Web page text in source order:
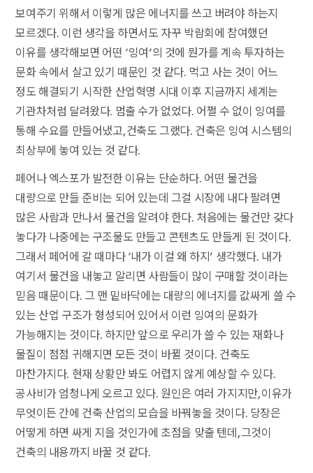
보여주기 위해서 이렇게 많은 에너지를 쓰고 버려야 하는지
모르겠다. 이런 생각을 하면서도 자꾸 박람회에 참여했던
이유를 생각해보면 어떤 ‘잉여’의 것에 뭔가를 계속 투자하는
문화 속에서 살고 있기 때문인 것 같다. 먹고 사는 것이 어느
정도 해결되기 시작한 산업혁명 시대 이후 지금까지 세계는
기관차처럼 달려왔다. 멈출 수가 없었다. 어쩔 수 없이 잉여를
통해 수요를 만들어냈고, 건축도 그랬다. 건축은 잉여 시스템의
최상부에 놓여 있는 것 같다.
페어나 엑스포가 발전한 이유는 단순하다. 어떤 물건을
대량으로 만들 준비는 되어 있는데 그걸 시장에 내다 팔려면
많은 사람과 만나서 물건을 알려야 한다. 처음에는 물건만 갖다
놓다가 나중에는 구조물도 만들고 콘텐츠도 만들게 된 것이다.
그래서 페어에 갈 때마다 ‘내가 이걸 왜 하지’ 생각했다. 내가
여기서 물건을 내놓고 알리면 사람들이 많이 구매할 것이라는
믿음 때문이다. 그 맨 밑바닥에는 대량의 에너지를 값싸게 쓸 수
있는 산업 구조가 형성되어 있어서 이런 잉여의 문화가
가능해지는 것이다. 하지만 앞으로 우리가 쓸 수 있는 재화나
물질이 점점 귀해지면 모든 것이 바뀔 것이다. 건축도
마찬가지다. 현재 상황만 봐도 어렵지 않게 예상할 수 있다.
공사비가 엄청나게 오르고 있다. 원인은 여러 가지지만, 이유가
무엇이든 간에 건축 산업의 모습을 바꿔놓을 것이다. 당장은
어떻게 하면 싸게 지을 것인가에 초점을 맞출 텐데, 그것이
건축의 내용까지 바꿀 것 같다.